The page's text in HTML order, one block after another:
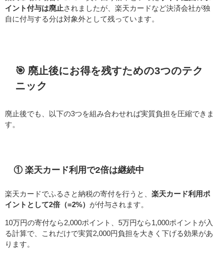
イント付与は廃止 されましたが、楽天カードなど決済会社が独
自に付与する分は対象外として残っています。
🎯 廃止後にお得を残すための3つのテク
ニック
廃止後でも、以下の3つを組み合わせれば実質負担を圧縮できま
す。
① 楽天カード利用で2倍は継続中
楽天カードでふるさと納税の寄付を行うと、 楽天カード利用ポ
イントとして2倍（=2%） が付与されます。
10万円の寄付なら2,000ポイント、5万円なら1,000ポイントが入
る計算で、これだけで実質2,000円負担を大きく下げる効果があ
ります。